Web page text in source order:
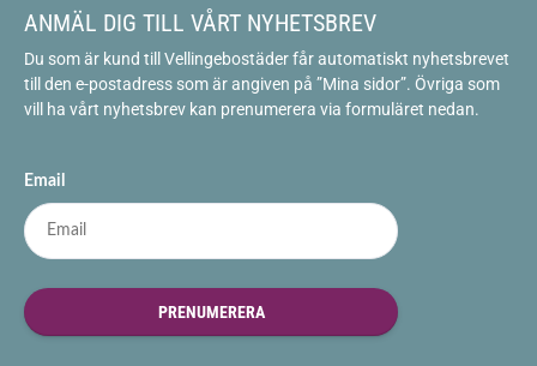
ANMÄL DIG TILL VÅRT NYHETSBREV
Du som är kund till Vellingebostäder får automatiskt nyhetsbrevet
till den e-postadress som är angiven på ”Mina sidor”. Övriga som
vill ha vårt nyhetsbrev kan prenumerera via formuläret nedan.
Email
PRENUMERERA